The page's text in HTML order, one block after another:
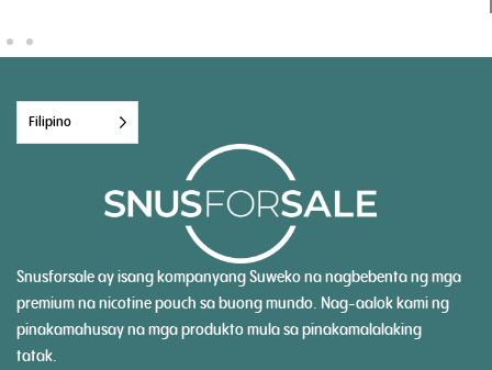
Filipino
Snusforsale ay isang kompanyang Suweko na nagbebenta ng mga
premium na nicotine pouch sa buong mundo. Nag-aalok kami ng
pinakamahusay na mga produkto mula sa pinakamalalaking
tatak.